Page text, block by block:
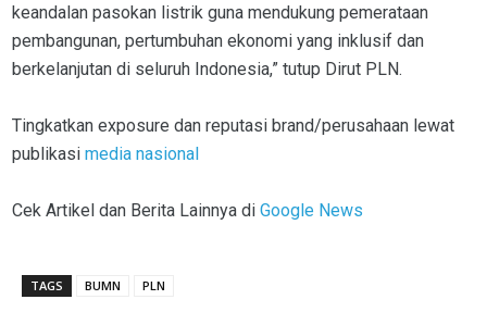
keandalan pasokan listrik guna mendukung pemerataan
pembangunan, pertumbuhan ekonomi yang inklusif dan
berkelanjutan di seluruh Indonesia,” tutup Dirut PLN.
Tingkatkan exposure dan reputasi brand/perusahaan lewat
publikasi media nasional
Cek Artikel dan Berita Lainnya di Google News
TAGS BUMN PLN